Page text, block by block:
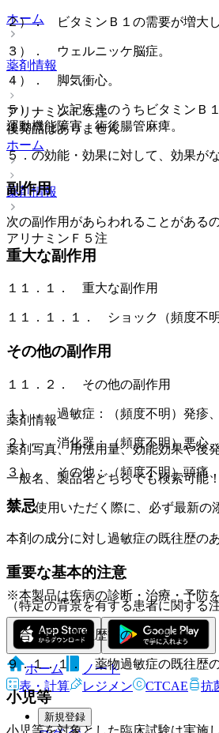
ホーム
薬剤情報
アリナミンＦ５注
後発品はありません
ホーム
薬剤情報
アリナミンＦ５注
２）． ビタミンＢ１の需要が増大
３）． ウェルニッケ脳症。
４）． 脚気衝心。
５）． 次記疾患のうちビタミンＢ
運動機能障害、術後腸管麻痺。
５．の効能・効果に対して、効果が
副作用
次の副作用があらわれることがある
重大な副作用
１１．１． 重大な副作用
１１．１．１． ショック（頻度不
その他の副作用
１１．２． その他の副作用
１）． 過敏症：（頻度不明）発疹、
２）． 消化器：（頻度不明）悪心
３）． その他：（頻度不明）頭痛、
禁忌
本剤の成分に対し過敏症の既往歴の
重要な基本的注意
（特定の背景を有する患者に関する
（合併症・既往歴等のある患者）
９．１．１． 薬物過敏症の既往歴の
小児等
薬剤情報
薬剤写真、用法用量、効能効果や後
一般名、製品名どちらでも検索可能！
※ ご使用いただく際に、必ず最新の
※本製品は疾病の診断・治療・予防
ホーム
ノート
表・計算
レジメン CTCAE 抗
新規登録